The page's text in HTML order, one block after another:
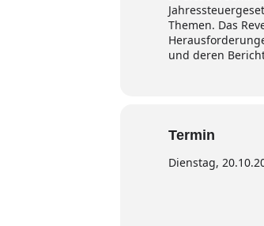
Themen. Das
und deren
Termin
Dienstag,